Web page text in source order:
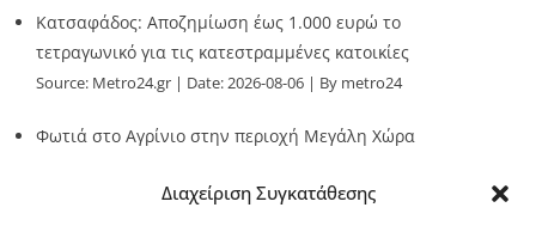
Διαχείριση Συγκατάθεσης
Κατσαφάδος: Αποζημίωση έως 1.000 ευρώ το
τετραγωνικό για τις κατεστραμμένες κατοικίες
Source: Metro24.gr Date: 2026-08-06 By metro24
Φωτιά στο Αγρίνιο στην περιοχή Μεγάλη Χώρα